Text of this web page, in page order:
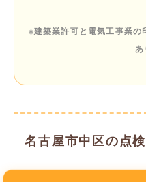
※建築業許可と電気工事業の
名古屋市中区の点